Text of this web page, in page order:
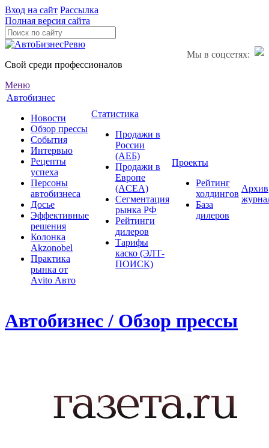
Вход на сайт Рассылка
Полная версия сайта
Мы в соцсетях:
Свой среди профессионалов
Меню
Автобизнес
Новости
Обзор прессы
События
Интервью
Рецепты
успеха
Персоны
автобизнеса
Досье
Эффективные
решения
Колонка
Akzonobel
Практика
рынка от
Аvito Авто
Статистика
Продажи в
России
(АЕБ)
Продажи в
Европе
(ACEA)
Сегментация
рынка РФ
Рейтинги
дилеров
Тарифы
каско (ЭЛТ-
ПОИСК)
Проекты
Рейтинг
холдингов
База
дилеров
Архив
Автобизнес / Обзор прессы